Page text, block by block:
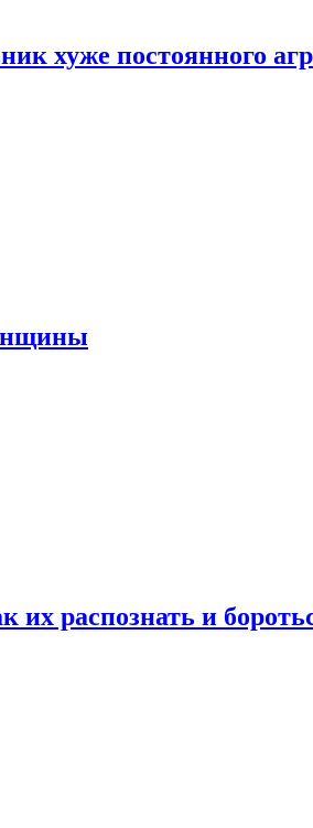
хуже постоянного
их распознать и